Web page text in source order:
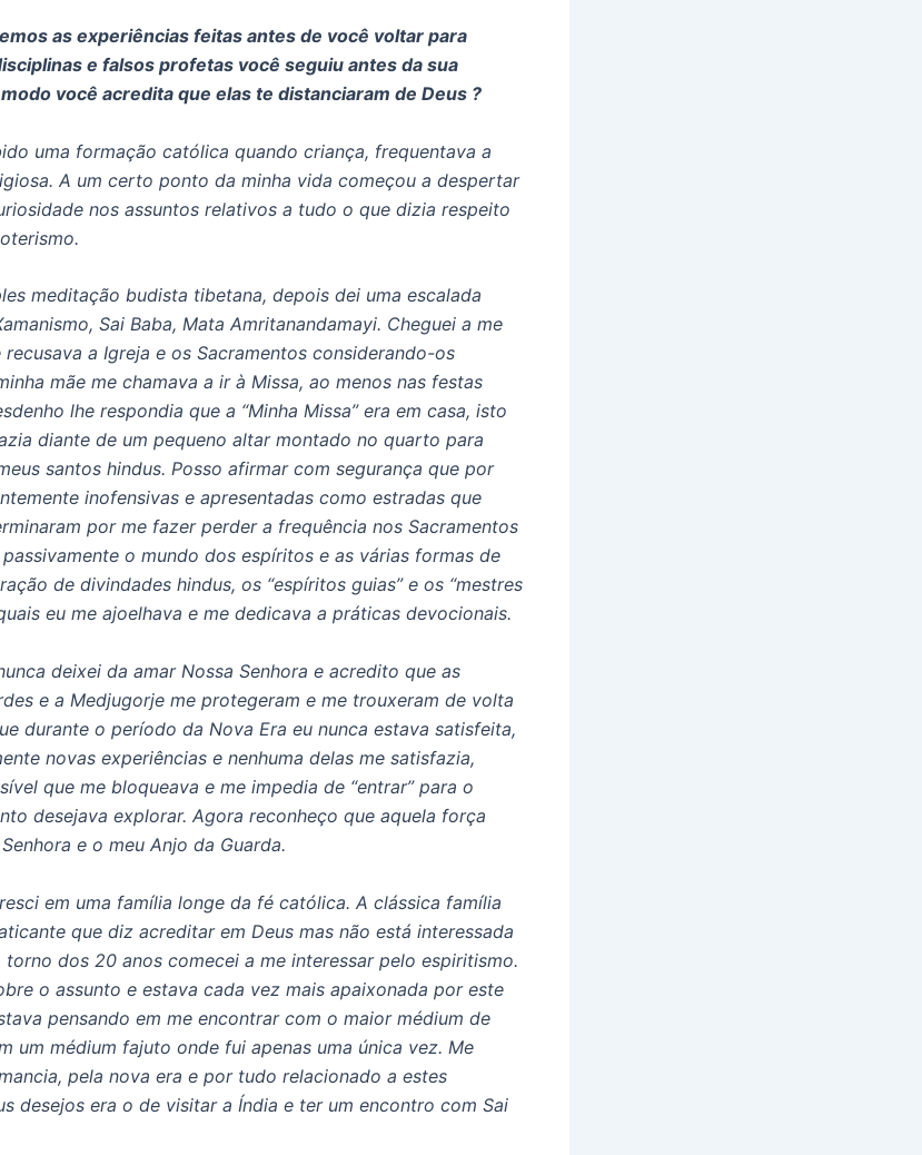
as experiências feitas antes de você voltar para
e falsos profetas você seguiu antes da sua
você acredita que elas te distanciaram de Deus ?
uma formação católica quando criança, frequentava a
A um certo ponto da minha vida começou a despertar
nos assuntos relativos a tudo o que dizia respeito
meditação budista tibetana, depois dei uma escalada
Sai Baba, Mata Amritanandamayi. Cheguei a me
a Igreja e os Sacramentos considerando-os
mãe me chamava a ir à Missa, ao menos nas festas
lhe respondia que a “Minha Missa” era em casa, isto
diante de um pequeno altar montado no quarto para
santos hindus. Posso afirmar com segurança que por
inofensivas e apresentadas como estradas que
por me fazer perder a frequência nos Sacramentos
o mundo dos espíritos e as várias formas de
de divindades hindus, os “espíritos guias” e os “mestres
eu me ajoelhava e me dedicava a práticas devocionais.
deixei da amar Nossa Senhora e acredito que as
e a Medjugorje me protegeram e me trouxeram de volta
durante o período da Nova Era eu nunca estava satisfeita,
novas experiências e nenhuma delas me satisfazia,
que me bloqueava e me impedia de “entrar” para o
desejava explorar. Agora reconheço que aquela força
e o meu Anjo da Guarda.
em uma família longe da fé católica. A clássica família
que diz acreditar em Deus mas não está interessada
torno dos 20 anos comecei a me interessar pelo espiritismo.
o assunto e estava cada vez mais apaixonada por este
pensando em me encontrar com o maior médium de
um médium fajuto onde fui apenas uma única vez. Me
pela nova era e por tudo relacionado a estes
desejos era o de visitar a Índia e ter um encontro com Sai